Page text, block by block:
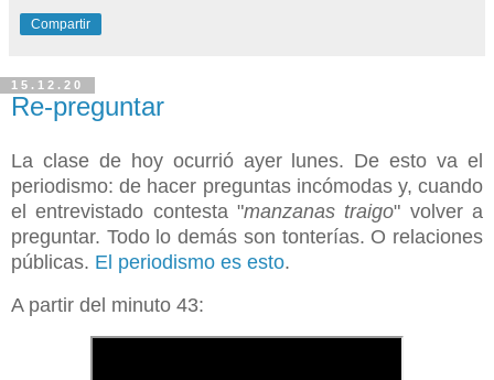
Compartir
15.12.20
Re-preguntar
La clase de hoy ocurrió ayer lunes. De esto va el
periodismo: de hacer preguntas incómodas y, cuando
el entrevistado contesta "manzanas traigo" volver a
preguntar. Todo lo demás son tonterías. O relaciones
públicas. El periodismo es esto.
A partir del minuto 43: